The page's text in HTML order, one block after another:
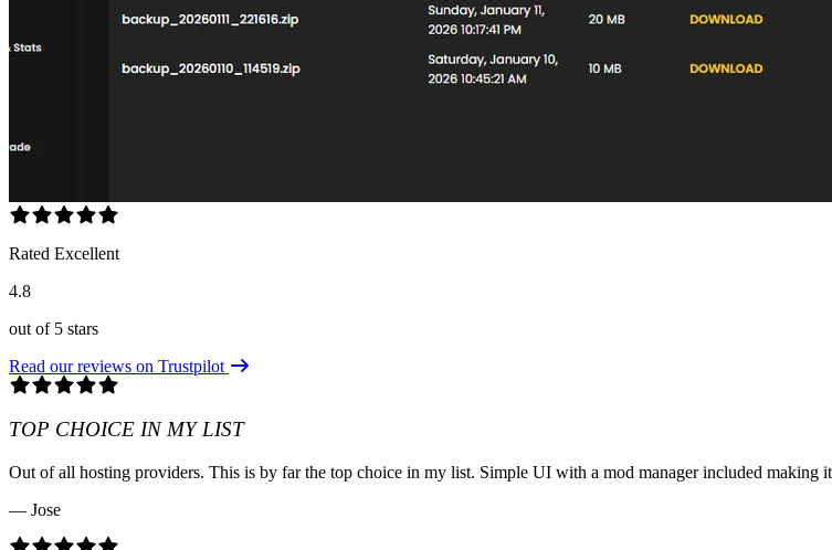
Rated Excellent
4.8
out of 5 stars
Read our reviews on Trustpilot
TOP CHOICE IN MY LIST
Out of all hosting providers. This is by far the top choice in my list. Simple UI with a mod manager included making
— Jose